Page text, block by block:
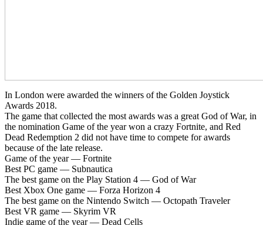
In London were awarded the winners of the Golden Joystick
Awards 2018.
The game that collected the most awards was a great God of War, in
the nomination Game of the year won a crazy Fortnite, and Red
Dead Redemption 2 did not have time to compete for awards
because of the late release.
Game of the year — Fortnite
Best PC game — Subnautica
The best game on the Play Station 4 — God of War
Best Xbox One game — Forza Horizon 4
The best game on the Nintendo Switch — Octopath Traveler
Best VR game — Skyrim VR
Indie game of the year — Dead Cells